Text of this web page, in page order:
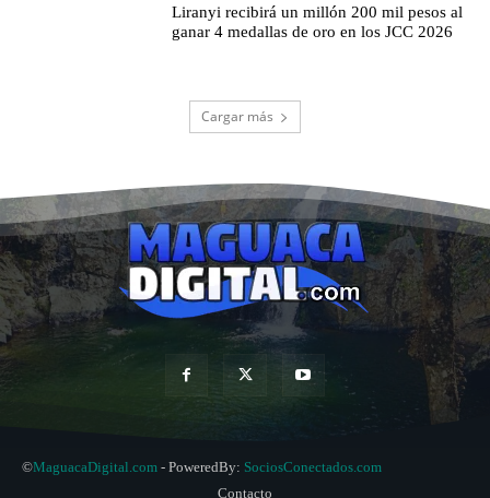
Liranyi recibirá un millón 200 mil pesos al
ganar 4 medallas de oro en los JCC 2026
Cargar más
©MaguacaDigital.com - PoweredBy: SociosConectados.com
Contacto